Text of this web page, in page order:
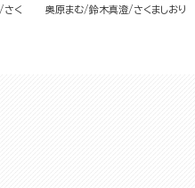
さく
奥原まむ 鈴木真澄 さくましおり